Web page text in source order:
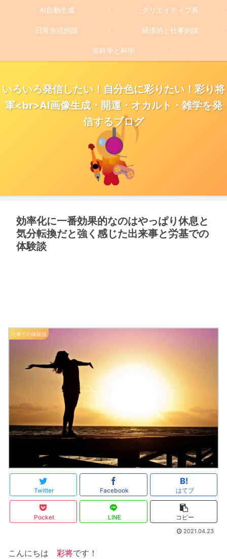
いろいろ発信したい！自分色に彩りたい！彩り将
軍<br>AI画像生成・開運・オカルト・雑学を発
信するブログ
AI自動生成 クリエイティブ系
日常生活的談 経済的と仕事的談
非科学と科学
効率化に一番効果的なのはやっぱり休息と
気分転換だと強く感じた出来事と労基での
体験談
仕事での体験談
Twitter Facebook はてブ
Pocket LINE コピー
2021.04.23
こんにちは 彩将です！